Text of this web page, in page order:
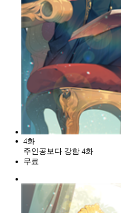
4화
주인공보다 강함 4화
무료